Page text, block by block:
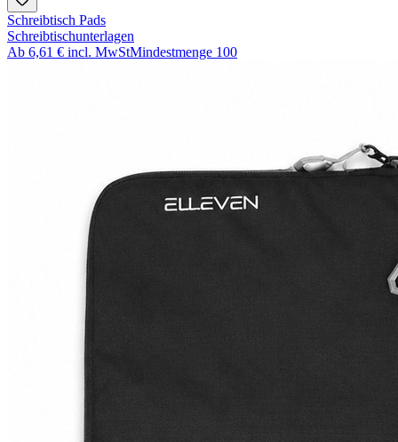
Schreibtisch Pads
Schreibtischunterlagen
Ab 6,61 € incl. MwStMindestmenge 100